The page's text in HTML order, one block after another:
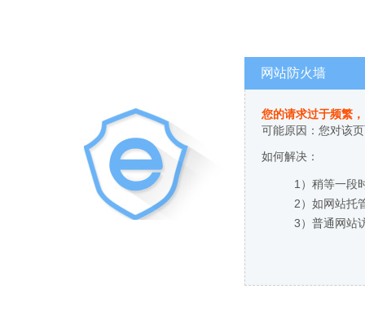
网站防火墙
您的请求过于频繁
可能原因：您对该
如何解决：
1）稍等一段
2）如网站托
3）普通网站